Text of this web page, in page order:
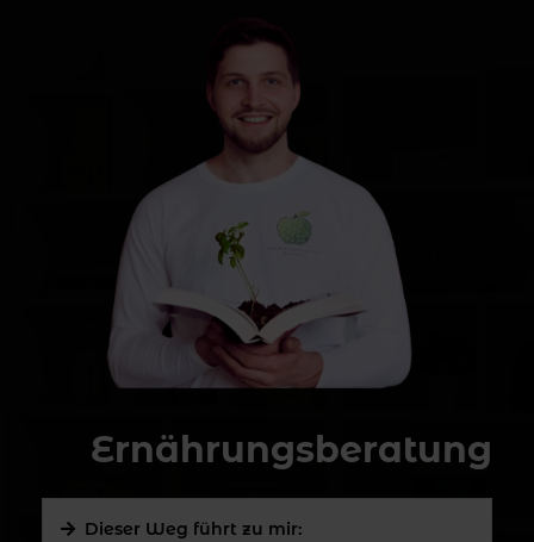
Ernährungsberatung
Dieser Weg führt zu mir: